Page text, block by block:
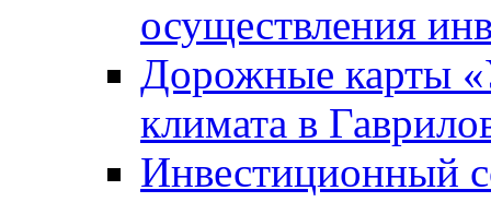
осуществления
Дорожные карты
климата в
Инвестиционный